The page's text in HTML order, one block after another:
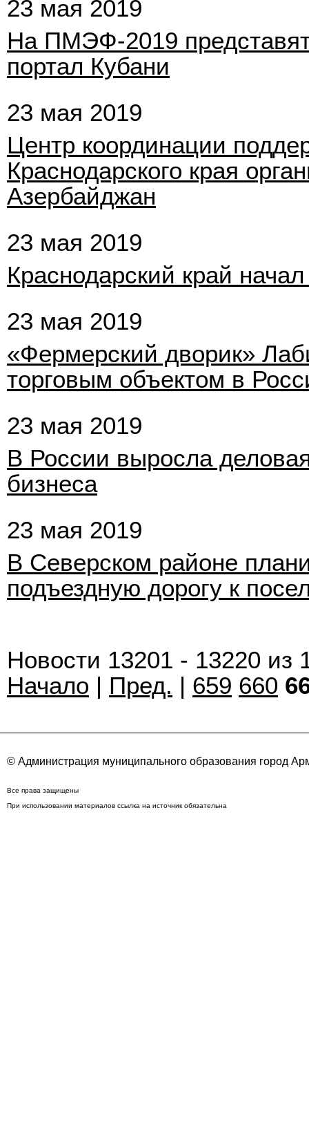
23 мая 2019
На ПМЭФ-2019
портал Кубани
23 мая 2019
Центр координации
Краснодарского края
Азербайджан
23 мая 2019
Краснодарский край
23 мая 2019
«Фермерский дворик»
торговым объектом в
23 мая 2019
В России выросла
бизнеса
23 мая 2019
В Северском районе
подъездную дорогу к
Новости 13201 - 13220 из
Начало | Пред. | 659 660
© Администрация муниципального образования город
Все права защищены
При использовании материалов ссылка на источник обязательна